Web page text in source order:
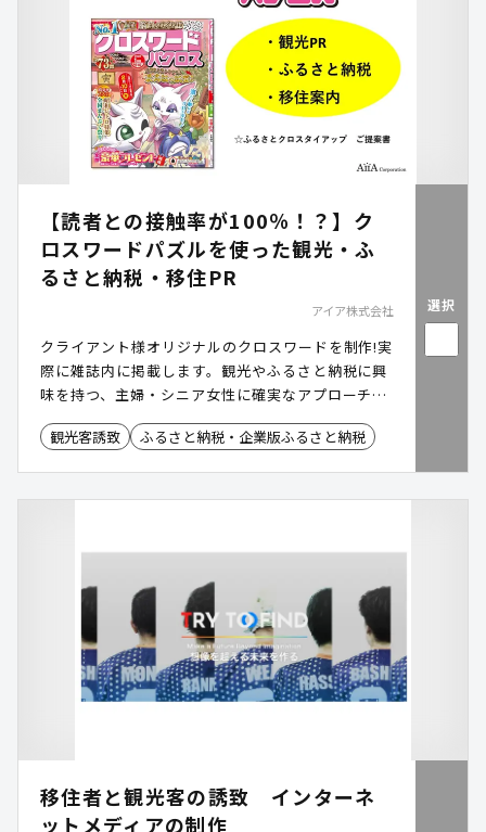
【読者との接触率が100％！？】ク
ロスワードパズルを使った観光・ふ
るさと納税・移住PR
アイア株式会社
クライアント様オリジナルのクロスワードを制作!実
際に雑誌内に掲載します。観光やふるさと納税に興
味を持つ、主婦・シニア女性に確実なアプローチを
します。
観光客誘致
ふるさと納税・企業版ふるさと納税
選択
移住者と観光客の誘致 インターネ
ットメディアの制作